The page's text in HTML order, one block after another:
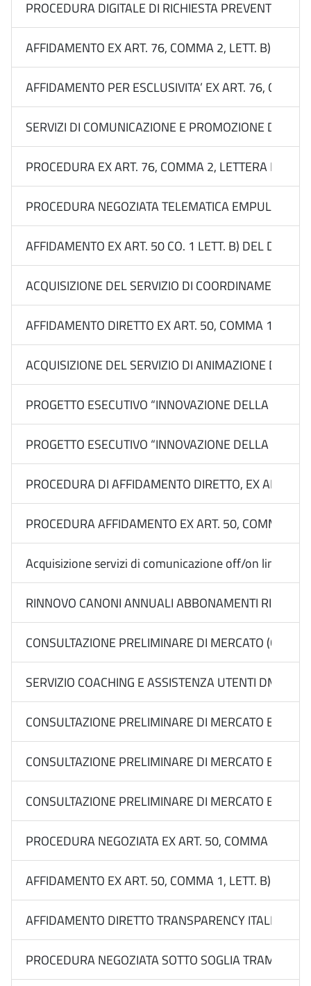
PROCEDURA DIGITALE DI RICHIESTA PREVENTIVI
AFFIDAMENTO EX ART. 76, COMMA 2, LETT. B) DEL
AFFIDAMENTO PER ESCLUSIVITA’ EX ART. 76,
SERVIZI DI COMUNICAZIONE E PROMOZIONE DEL
PROCEDURA EX ART. 76, COMMA 2, LETTERA B)
PROCEDURA NEGOZIATA TELEMATICA EMPULIA
AFFIDAMENTO EX ART. 50 CO. 1 LETT. B) DEL
ACQUISIZIONE DEL SERVIZIO DI COORDINAMENTO
AFFIDAMENTO DIRETTO EX ART. 50, COMMA 1,
ACQUISIZIONE DEL SERVIZIO DI ANIMAZIONE
PROGETTO ESECUTIVO “INNOVAZIONE DELLA
PROGETTO ESECUTIVO “INNOVAZIONE DELLA
PROCEDURA DI AFFIDAMENTO DIRETTO, EX ART.
PROCEDURA AFFIDAMENTO EX ART. 50, COMMA 1,
Acquisizione servizi di comunicazione off/on line
RINNOVO CANONI ANNUALI ABBONAMENTI RIVISTE
CONSULTAZIONE PRELIMINARE DI MERCATO
SERVIZIO COACHING E ASSISTENZA UTENTI DMS
CONSULTAZIONE PRELIMINARE DI MERCATO EX
CONSULTAZIONE PRELIMINARE DI MERCATO EX
CONSULTAZIONE PRELIMINARE DI MERCATO EX
PROCEDURA NEGOZIATA EX ART. 50, COMMA 1,
AFFIDAMENTO EX ART. 50, COMMA 1, LETT. B) DEL
AFFIDAMENTO DIRETTO TRANSPARENCY ITALIA
PROCEDURA NEGOZIATA SOTTO SOGLIA TRAMITE